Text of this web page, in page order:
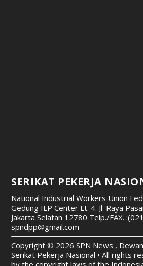
SERIKAT PEKERJA
National Industrial Workers Union
Gedung ILP Center Lt. 4. Jl. Raya
Jakarta Selatan 12780 Telp./FAX.
spndpp@gmail.com
Copyright © 2026 SPN News ,
Serikat Pekerja Nasional • All rights